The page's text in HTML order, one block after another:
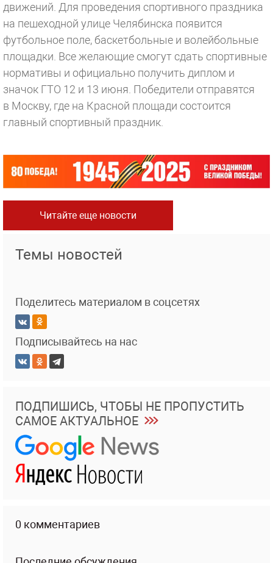
движений. Для проведения спортивного праздника
на пешеходной улице Челябинска появится
футбольное поле, баскетбольные и волейбольные
площадки. Все желающие смогут сдать спортивные
нормативы и официально получить диплом и
значок ГТО 12 и 13 июня. Победители отправятся
в Москву, где на Красной площади состоится
главный спортивный праздник.
Читайте еще новости
Темы новостей
Поделитесь материалом в соцсетях
Подписывайтесь на нас
ПОДПИШИСЬ, ЧТОБЫ НЕ ПРОПУСТИТЬ
САМОЕ АКТУАЛЬНОЕ
0 комментариев